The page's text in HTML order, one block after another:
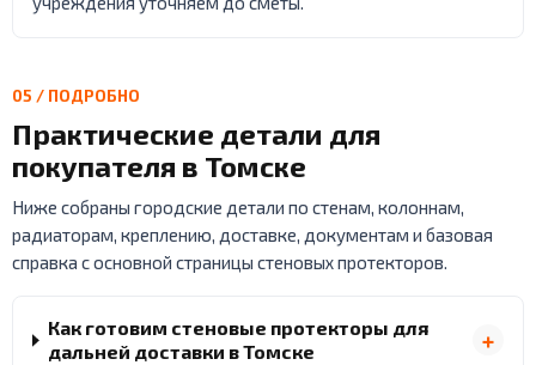
05 / ПОДРОБНО
Практические детали для
покупателя в Томске
Ниже собраны городские детали по стенам, колоннам,
радиаторам, креплению, доставке, документам и базовая
справка с основной страницы стеновых протекторов.
Как готовим стеновые протекторы для
дальней доставки в Томске